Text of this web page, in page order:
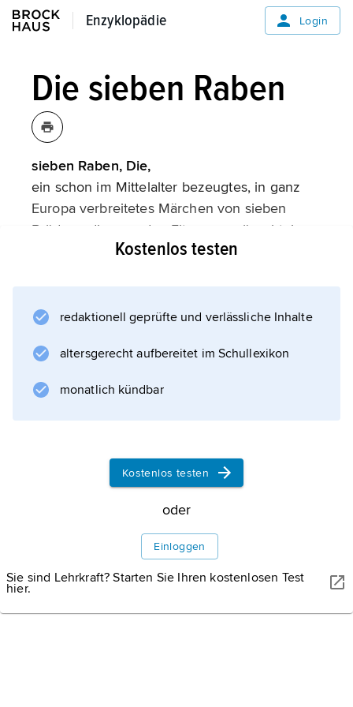
Enzyklopädie
Enzyklopädie Login
Die sieben Raben
sieben Raben, Die,
ein schon im Mittelalter bezeugtes, in ganz
Europa verbreitetes Märchen von sieben
Brüdern, die, von den Eltern verwünscht, in
Raben verwandelt wurden. Ihre Schwester
Glasberg und erlöst sie. Besonders bekannt
Kostenlos testen
redaktionell geprüfte und verlässliche Inhalte
altersgerecht aufbereitet im Schullexikon
monatlich kündbar
Kostenlos testen
oder
Einloggen
Sie sind Lehrkraft? Starten Sie Ihren kostenlosen Test
hier.